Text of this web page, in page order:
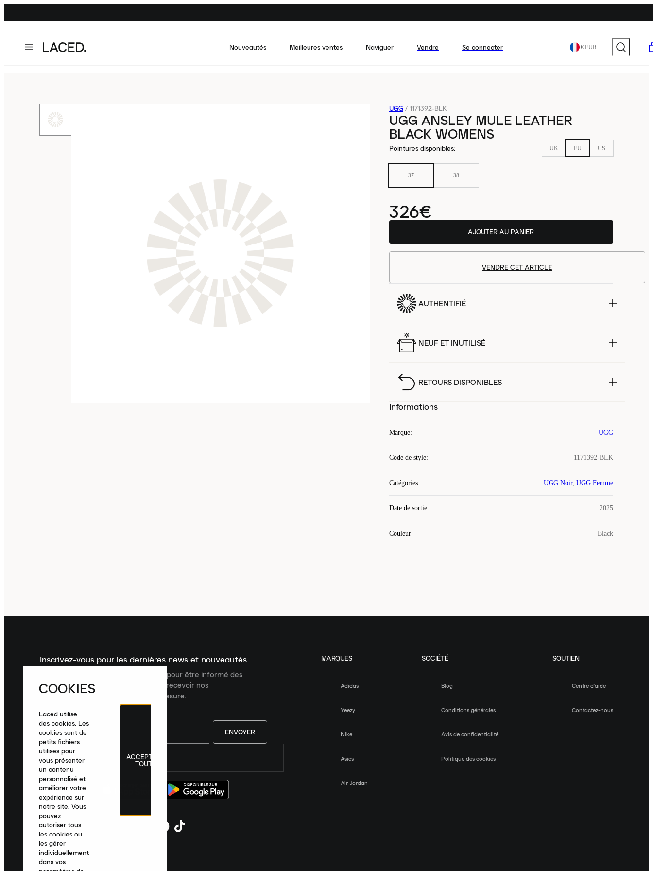
Nouveautés Meilleures ventes Naviguer Vendre Se connecter € EUR
UGG / 1171392-BLK
UGG ANSLEY MULE LEATHER
BLACK WOMENS
Pointures disponibles: UK EU US
37 38
326€
AJOUTER AU PANIER
VENDRE CET ARTICLE
AUTHENTIFIÉ
NEUF ET INUTILISÉ
RETOURS DISPONIBLES
Informations
Marque: UGG
Code de style: 1171392-BLK
Catégories: UGG Noir, UGG Femme
Date de sortie: 2025
Couleur: Black
Inscrivez-vous pour les dernières news et nouveautés
Inscrivez-vous à la newsletter Laced pour être informé des
dernières nouveautés, collections et recevoir nos
recommandations de produits sur mesure.
ENVOYER
France|Français
MARQUES
Adidas
Yeezy
Nike
Asics
Air Jordan
SOCIÉTÉ
Blog
Conditions générales
Avis de confidentialité
Politique des cookies
SOUTIEN
Centre d'aide
Contactez-nous
COOKIES
Laced utilise
des cookies. Les
cookies sont de
petits fichiers
utilisés pour
vous présenter
un contenu
personnalisé et
améliorer votre
expérience sur
notre site. Vous
pouvez
autoriser tous
les cookies ou
les gérer
individuellement
dans vos
ACCEPTER
TOUT